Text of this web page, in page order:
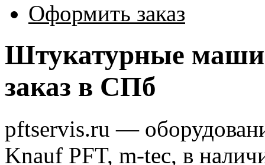
Оформить заказ
Штукатурные
заказ в СПб
pftservis.ru —
Knauf PFT, m-tec, в